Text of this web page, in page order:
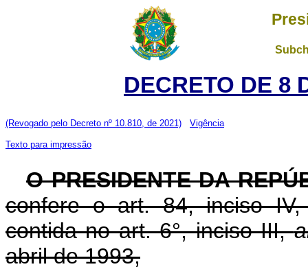
DECRETO DE 8
(Revogado pelo Decreto nº 10.810, de 2021) Vigência
Texto para impressão
O PRESIDENTE DA
confere o art. 84, inciso
contida no art. 6°, inciso III,
abril de 1993,